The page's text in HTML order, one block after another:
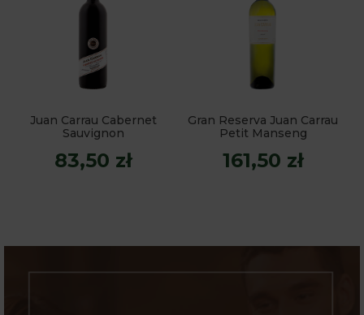
Juan Carrau Cabernet
Sauvignon
83,50 zł
Gran Reserva Juan Carrau
Petit Manseng
161,50 zł